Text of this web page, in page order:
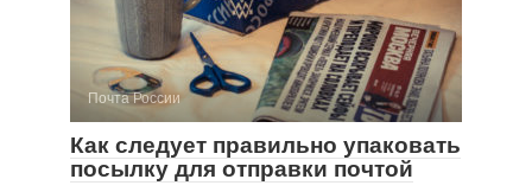
Почта России
Как следует правильно упаковать
посылку для отправки почтой